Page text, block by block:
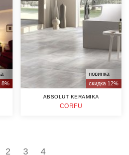
8%
новинка
скидка 12%
ABSOLUT KERAMIKA
CORFU
2 3 4